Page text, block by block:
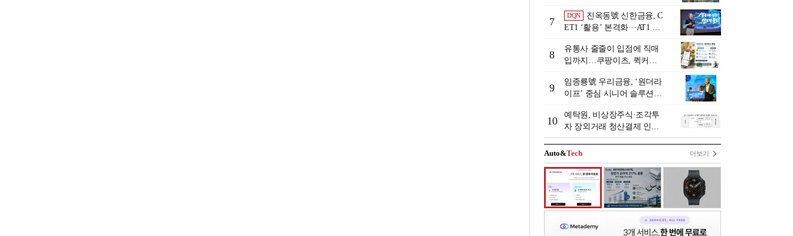
7
DQN
진옥동號 신한금융, C
ET1 ‘활용’ 본격화···AT1 늘
view]
8
유통사 줄줄이 입점에 직매
입까지…쿠팡이츠, 퀵커머
9
임종룡號 우리금융, ‘원더라
이프’ 중심 시니어 솔루션
[금융 시니어 비즈니스 돋보
기]
10
예탁원, 비상장주식·조각투
자 장외거래 청산결제 인프
라 구축 착수
Auto&Tech 더보기